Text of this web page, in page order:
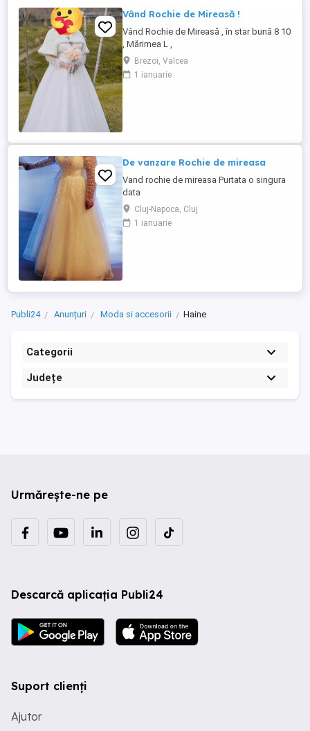
Vând Rochie de Mireasă !
Vând Rochie de Mireasă , în star bună 8 10
, Mărimea L ,
Brezoi, Valcea
1 ianuarie
De vanzare Rochie de mireasa
Vand rochie de mireasa Purtata o singura
data
Cluj-Napoca, Cluj
1 ianuarie
Publi24 Anunțuri Moda si accesorii Haine
Categorii
Județe
Urmărește-ne pe
Descarcă aplicația Publi24
Suport clienți
Ajutor